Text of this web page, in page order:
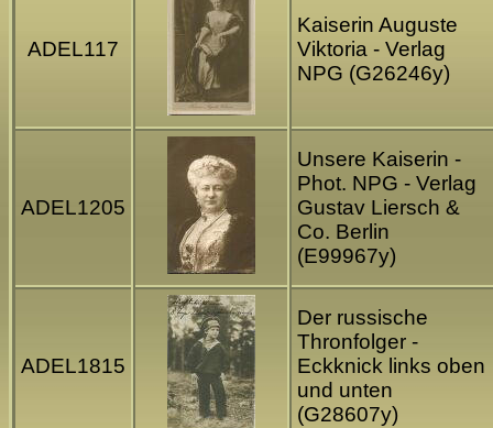
ADEL117
Kaiserin Auguste
Viktoria - Verlag
NPG (G26246y)
ADEL1205
Unsere Kaiserin -
Phot. NPG - Verlag
Gustav Liersch &
Co. Berlin
(E99967y)
ADEL1815
Der russische
Thronfolger -
Eckknick links oben
und unten
(G28607y)